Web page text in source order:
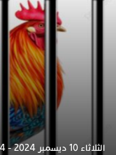
الثلاثاء 10 ديسمبر 2024 - 4:54